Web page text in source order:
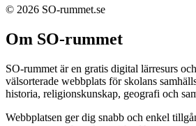
© 2026 SO-rummet.se
Om SO-rummet
SO-rummet är en gratis digital lärresurs
välsorterade webbplats för skolans
historia, religionskunskap, geografi och
Webbplatsen ger dig snabb och enkel